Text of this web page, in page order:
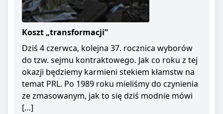
Koszt „transformacji”
Dziś 4 czerwca, kolejna 37. rocznica wyborów
do tzw. sejmu kontraktowego. Jak co roku z tej
okazji będziemy karmieni stekiem kłamstw na
temat PRL. Po 1989 roku mieliśmy do czynienia
ze zmasowanym, jak to się dziś modnie mówi
[…]